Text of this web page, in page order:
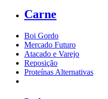
Carne
Boi Gordo
Mercado Futuro
Atacado e Varejo
Reposição
Proteínas Alternativas